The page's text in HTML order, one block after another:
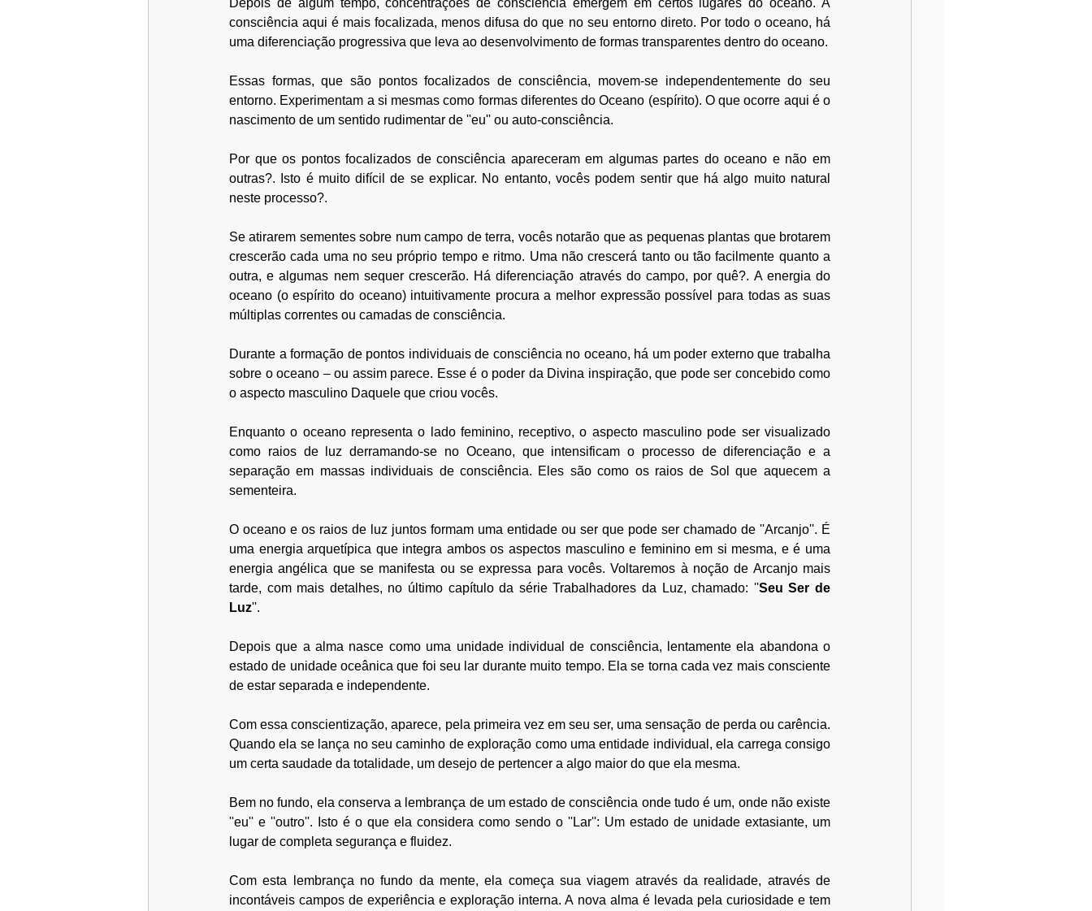
consciência aqui é mais focalizada, menos difusa do que no seu entorno direto. Por todo o oceano, há
Essas formas, que são pontos focalizados de consciência, movem-se independentemente do seu
entorno. Experimentam a si mesmas como formas diferentes do Oceano (espírito). O que ocorre aqui é o
nascimento de um sentido rudimentar de ''eu'' ou auto-consciência.
Por que os pontos focalizados de consciência apareceram em algumas partes do oceano e não em
outras?. Isto é muito difícil de se explicar. No entanto, vocês podem sentir que há algo muito natural
neste processo?.
Se atirarem sementes sobre num campo de terra, vocês notarão que as pequenas plantas que brotarem
crescerão cada uma no seu próprio tempo e ritmo. Uma não crescerá tanto ou tão facilmente quanto a
outra, e algumas nem sequer crescerão. Há diferenciação através do campo, por quê?. A energia do
oceano (o espírito do oceano) intuitivamente procura a melhor expressão possível para todas as suas
múltiplas correntes ou camadas de consciência.
Durante a formação de pontos individuais de consciência no oceano, há um poder externo que trabalha
sobre o oceano – ou assim parece. Esse é o poder da Divina inspiração, que pode ser concebido como
o aspecto masculino Daquele que criou vocês.
Enquanto o oceano representa o lado feminino, receptivo, o aspecto masculino pode ser visualizado
como raios de luz derramando-se no Oceano, que intensificam o processo de diferenciação e a
separação em massas individuais de consciência. Eles são como os raios de Sol que aquecem a
sementeira.
O oceano e os raios de luz juntos formam uma entidade ou ser que pode ser chamado de ''Arcanjo''. É
uma energia arquetípica que integra ambos os aspectos masculino e feminino em si mesma, e é uma
energia angélica que se manifesta ou se expressa para vocês. Voltaremos à noção de Arcanjo mais
tarde, com mais detalhes, no último capítulo da série Trabalhadores da Luz, chamado: ''Seu Ser de
Luz''.
Depois que a alma nasce como uma unidade individual de consciência, lentamente ela abandona o
estado de unidade oceânica que foi seu lar durante muito tempo. Ela se torna cada vez mais consciente
de estar separada e independente.
Com essa conscientização, aparece, pela primeira vez em seu ser, uma sensação de perda ou carência.
Quando ela se lança no seu caminho de exploração como uma entidade individual, ela carrega consigo
um certa saudade da totalidade, um desejo de pertencer a algo maior do que ela mesma.
Bem no fundo, ela conserva a lembrança de um estado de consciência onde tudo é um, onde não existe
''eu'' e ''outro''. Isto é o que ela considera como sendo o ''Lar'': Um estado de unidade extasiante, um
lugar de completa segurança e fluidez.
Com esta lembrança no fundo da mente, ela começa sua viagem através da realidade, através de
incontáveis campos de experiência e exploração interna. A nova alma é levada pela curiosidade e tem